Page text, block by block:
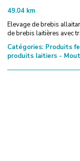
49.04 km
Elevage de brebis
de brebis laitières avec
Catégories: Produits
produits laitiers -